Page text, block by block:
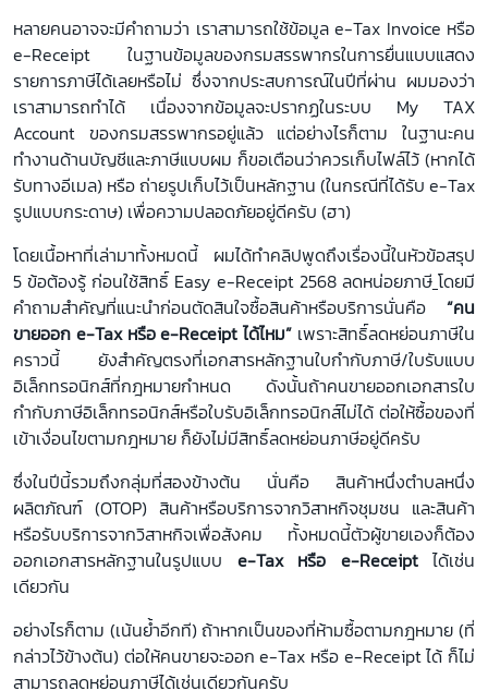
หลายคนอาจจะมีคำถามว่า เราสามารถใช้ข้อมูล e-Tax Invoice หรือ
e-Receipt ในฐานข้อมูลของกรมสรรพากรในการยื่นแบบแสดง
รายการภาษีได้เลยหรือไม่ ซึ่งจากประสบการณ์ในปีที่ผ่าน ผมมองว่า
เราสามารถทำได้ เนื่องจากข้อมูลจะปรากฏในระบบ My TAX
Account ของกรมสรรพากรอยู่แล้ว แต่อย่างไรก็ตาม ในฐานะคน
ทำงานด้านบัญชีและภาษีแบบผม ก็ขอเตือนว่าควรเก็บไฟล์ไว้ (หากได้
รับทางอีเมล) หรือ ถ่ายรูปเก็บไว้เป็นหลักฐาน (ในกรณีที่ได้รับ e-Tax
รูปแบบกระดาษ) เพื่อความปลอดภัยอยู่ดีครับ (ฮา)
โดยเนื้อหาที่เล่ามาทั้งหมดนี้ ผมได้ทำคลิปพูดถึงเรื่องนี้ในหัวข้อสรุป
5 ข้อต้องรู้ ก่อนใช้สิทธิ์ Easy e-Receipt 2568 ลดหน่อยภาษี โดยมี
คำถามสำคัญที่แนะนำก่อนตัดสินใจซื้อสินค้าหรือบริการนั่นคือ “คน
ขายออก e-Tax หรือ e-Receipt ได้ไหม” เพราะสิทธิ์ลดหย่อนภาษีใน
คราวนี้ ยังสำคัญตรงที่เอกสารหลักฐานใบกำกับภาษี/ใบรับแบบ
อิเล็กทรอนิกส์ที่กฎหมายกำหนด ดังนั้นถ้าคนขายออกเอกสารใบ
กำกับภาษีอิเล็กทรอนิกส์หรือใบรับอิเล็กทรอนิกส์ไม่ได้ ต่อให้ซื้อของที่
เข้าเงื่อนไขตามกฎหมาย ก็ยังไม่มีสิทธิ์ลดหย่อนภาษีอยู่ดีครับ
ซึ่งในปีนี้รวมถึงกลุ่มที่สองข้างต้น นั่นคือ สินค้าหนึ่งตำบลหนึ่ง
ผลิตภัณฑ์ (OTOP) สินค้าหรือบริการจากวิสาหกิจชุมชน และสินค้า
หรือรับบริการจากวิสาหกิจเพื่อสังคม ทั้งหมดนี้ตัวผู้ขายเองก็ต้อง
ออกเอกสารหลักฐานในรูปแบบ e-Tax หรือ e-Receipt ได้เช่น
เดียวกัน
อย่างไรก็ตาม (เน้นย้ำอีกที) ถ้าหากเป็นของที่ห้ามซื้อตามกฎหมาย (ที่
กล่าวไว้ข้างต้น) ต่อให้คนขายจะออก e-Tax หรือ e-Receipt ได้ ก็ไม่
สามารถลดหย่อนภาษีได้เช่นเดียวกันครับ